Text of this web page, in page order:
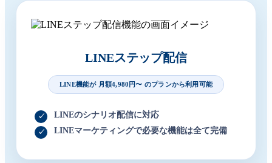
LINEステップ配信
LINE機能が 月額4,980円〜 のプランから利用可能
LINEのシナリオ配信に対応
LINEマーケティングで必要な機能は全て完備